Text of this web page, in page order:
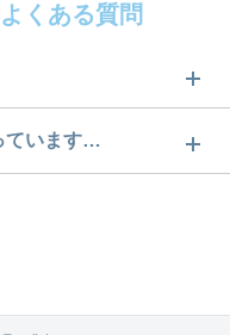
くある質問
件です。どのような
みてください。
ています…